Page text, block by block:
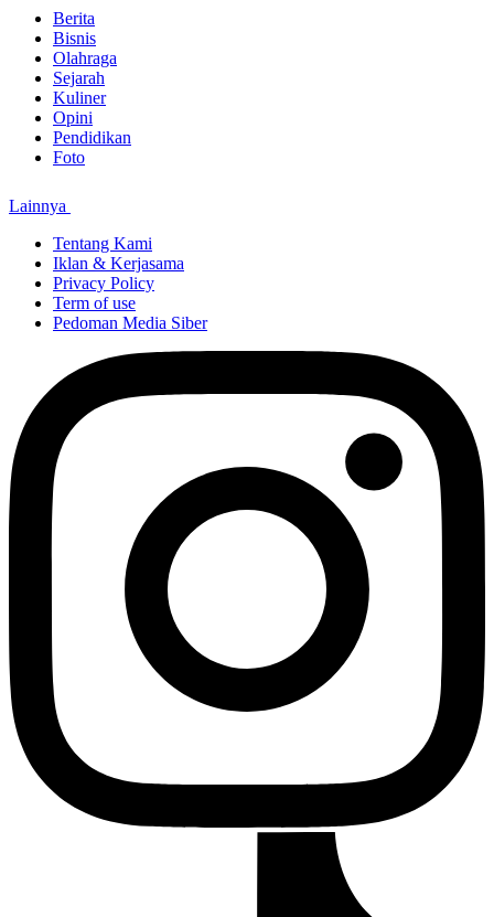
Berita
Bisnis
Olahraga
Sejarah
Kuliner
Opini
Pendidikan
Foto
Lainnya
Tentang Kami
Iklan & Kerjasama
Privacy Policy
Term of use
Pedoman Media Siber